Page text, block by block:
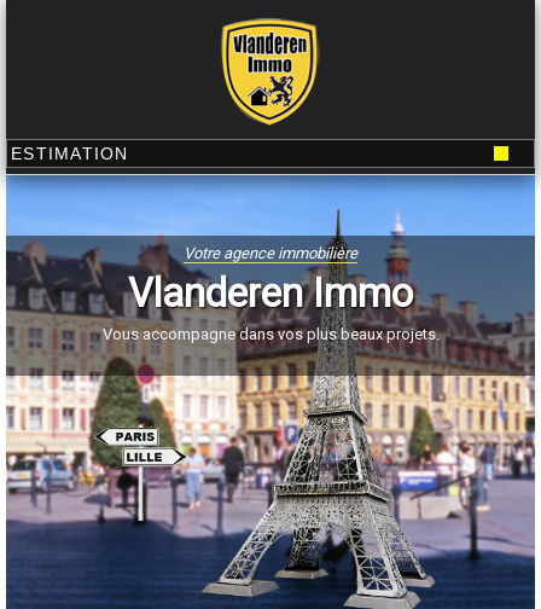
Votre agence immobilière
Vlanderen Immo
Vous accompagne dans vos plus beaux projets.